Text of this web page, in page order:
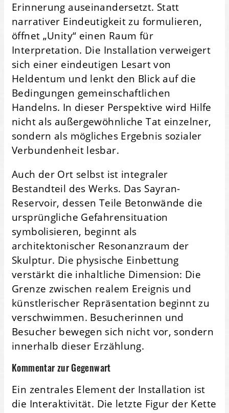
Erinnerung auseinandersetzt. Statt
narrativer Eindeutigkeit zu formulieren,
öffnet „Unity“ einen Raum für
Interpretation. Die Installation verweigert
sich einer eindeutigen Lesart von
Heldentum und lenkt den Blick auf die
Bedingungen gemeinschaftlichen
Handelns. In dieser Perspektive wird Hilfe
nicht als außergewöhnliche Tat einzelner,
sondern als mögliches Ergebnis sozialer
Verbundenheit lesbar.
Auch der Ort selbst ist integraler
Bestandteil des Werks. Das Sayran-
Reservoir, dessen Teile Betonwände die
ursprüngliche Gefahrensituation
symbolisieren, beginnt als
architektonischer Resonanzraum der
Skulptur. Die physische Einbettung
verstärkt die inhaltliche Dimension: Die
Grenze zwischen realem Ereignis und
künstlerischer Repräsentation beginnt zu
verschwimmen. Besucherinnen und
Besucher bewegen sich nicht vor, sondern
innerhalb dieser Erzählung.
Kommentar zur Gegenwart
Ein zentrales Element der Installation ist
die Interaktivität. Die letzte Figur der Kette